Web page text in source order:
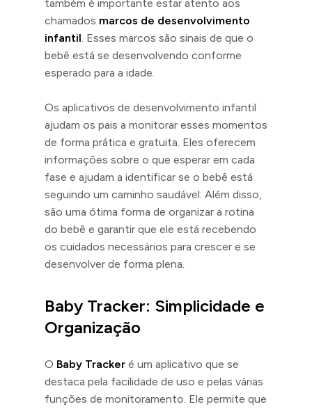
também é importante estar atento aos
chamados marcos de desenvolvimento
infantil. Esses marcos são sinais de que o
bebê está se desenvolvendo conforme
esperado para a idade.
Os aplicativos de desenvolvimento infantil
ajudam os pais a monitorar esses momentos
de forma prática e gratuita. Eles oferecem
informações sobre o que esperar em cada
fase e ajudam a identificar se o bebê está
seguindo um caminho saudável. Além disso,
são uma ótima forma de organizar a rotina
do bebê e garantir que ele está recebendo
os cuidados necessários para crescer e se
desenvolver de forma plena.
Baby Tracker: Simplicidade e
Organização
O Baby Tracker é um aplicativo que se
destaca pela facilidade de uso e pelas várias
funções de monitoramento. Ele permite que